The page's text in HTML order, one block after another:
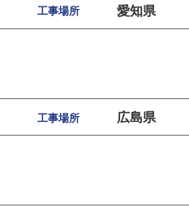
工事場所 愛知県
工事場所 広島県